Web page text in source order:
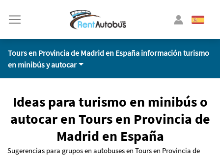
Tours en Provincia de Madrid en España información turismo
en minibús y autocar
Ideas para turismo en minibús o
autocar en Tours en Provincia de
Madrid en España
Sugerencias para grupos en autobuses en Tours en Provincia de